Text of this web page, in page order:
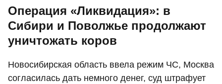
Операция «Ликвидация»: в
Сибири и Поволжье продолжают
уничтожать коров
Новосибирская область ввела режим ЧС, Москва
согласилась дать немного денег, суд штрафует